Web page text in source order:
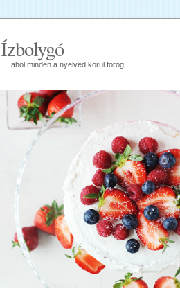
Ízbolygó
ahol minden a nyelved körül forog